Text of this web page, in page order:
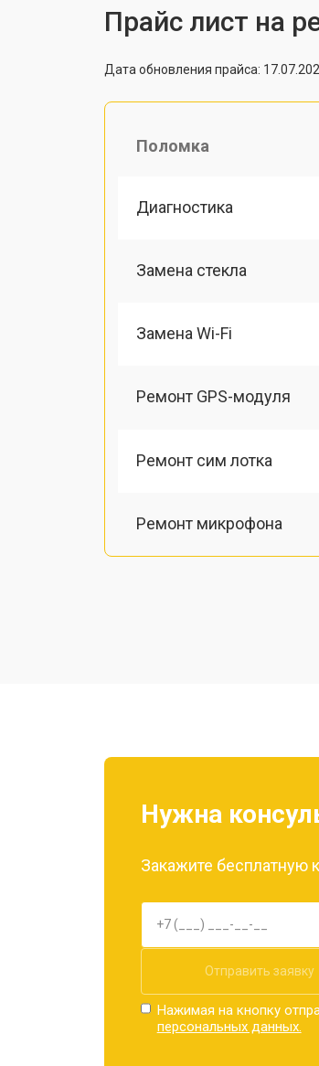
Прайс лист на
Дата обновления прайса:
Поломка
Диагностика
Замена стекла
Замена Wi-Fi
Ремонт GPS-модуля
Ремонт сим лотка
Ремонт микрофона
Замена дисплея
Замена аккумулятора
Замена кнопки
Нужна
Закажите бесплатную
Отправить заявку
Нажимая на кнопку
персональных данных.